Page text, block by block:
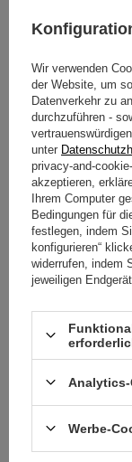
Abonnement in
ansprechender
Bei der
das Ziel gesetzt,
perfekt
Die Standfüße
Ständer zu 100
Erscheinungsbild.
Wir verwenden
der Website, um
Datenverkehr zu
durchzuführen -
unter
privacy-and-
akzeptieren,
Ihrem Computer
Bedingungen für
festlegen, indem
konfigurieren“
widerrufen, indem
jeweiligen
Werbe-